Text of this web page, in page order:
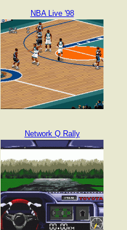
NBA Live '98
Network Q Rally